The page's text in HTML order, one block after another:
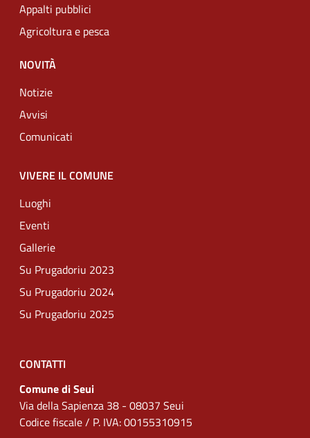
Appalti pubblici
Agricoltura e pesca
NOVITÀ
Notizie
Avvisi
Comunicati
VIVERE IL COMUNE
Luoghi
Eventi
Gallerie
Su Prugadoriu 2023
Su Prugadoriu 2024
Su Prugadoriu 2025
CONTATTI
Comune di Seui
Via della Sapienza 38 - 08037 Seui
Codice fiscale / P. IVA: 00155310915